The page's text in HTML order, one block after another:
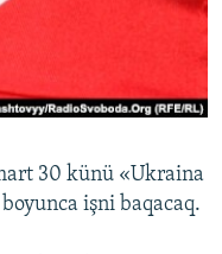
30 künü «Ukraina
işni baqacaq.